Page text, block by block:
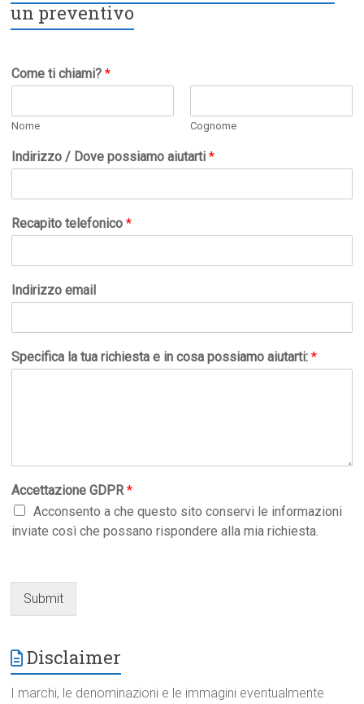
un preventivo
Come ti chiami?*
Nome Cognome
Indirizzo / Dove possiamo aiutarti*
Recapito telefonico*
Indirizzo email
Specifica la tua richiesta e in cosa possiamo aiutarti:*
Accettazione GDPR*
Acconsento a che questo sito conservi le informazioni
inviate così che possano rispondere alla mia richiesta.
Submit
Disclaimer
I marchi, le denominazioni e le immagini eventualmente